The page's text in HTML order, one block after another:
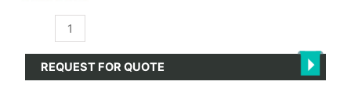
Holder
ESA1
quantity
REQUEST FOR QUOTE